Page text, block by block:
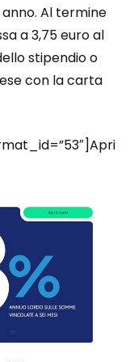
Al termine
a 3,75 euro al
stipendio o
con la carta